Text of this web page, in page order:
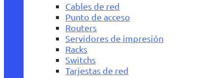
Cables de red
Punto de acceso
Routers
Servidores de impresión
Racks
Switchs
Tarjestas de red